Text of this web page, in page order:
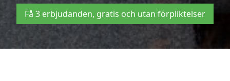
Få 3 erbjudanden, gratis och utan förpliktelser